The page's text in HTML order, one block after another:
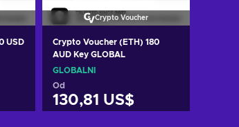
USD
Crypto Voucher
Crypto Voucher (ETH) 180
AUD Key GLOBAL
GLOBÁLNÍ
Od
130,81 US$